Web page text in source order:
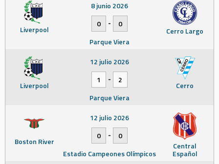
Liverpool Cerro Largo
8 junio 2026
0
-
0
Parque Viera
Liverpool Cerro
12 julio 2026
1
-
2
Parque Viera
Boston River Central
Español
12 julio 2026
0
-
0
Estadio Campeones Olímpicos